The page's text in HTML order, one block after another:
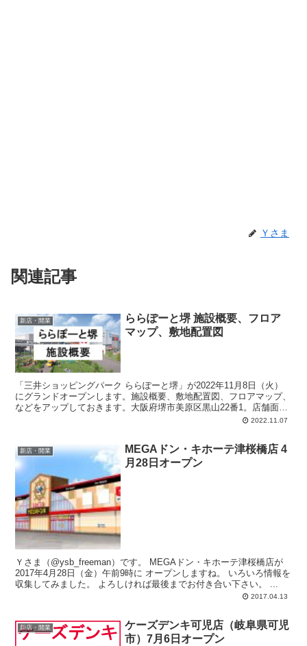
Ｙさま
関連記事
新店・開業
ららぽーと堺 施設概要、フロア
マップ、敷地配置図
「三井ショッピングパーク ららぽーと堺」が2022年11月8日（火）
にグランドオープンします。施設概要、敷地配置図、フロアマップ、
などをアップしておきます。大阪府堺市美原区黒山22番1。店舗面
積：約56,200平方メートル。店舗数：212店舗。駐車場：約3,050
2022.11.07
新店・開業
MEGAドン・キホーテ津桜橋店 4
月28日オープン
Ｙさま（@ysb_freeman）です。 MEGAドン・キホーテ津桜橋店が
2017年4月28日（金）午前9時に オープンしますね。 いろいろ情報を
収集してみました。 よろしければ最後までお付き合い下さい。 ...
2017.04.13
新店・開業
ケーズデンキ可児店（岐阜県可児
市）7月6日オープン